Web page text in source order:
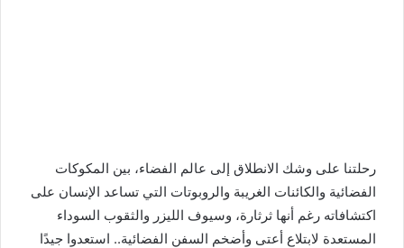
رحلتنا على وشك الانطلاق إلى عالم الفضاء، بين المكوكات
الفضائية والكائنات الغريبة والروبوتات التي تساعد الإنسان على
اكتشافاته رغم أنها ثرثارة، وسيوف الليزر والثقوب السوداء
المستعدة لابتلاع أعتى وأضخم السفن الفضائية.. استعدوا جيدًا